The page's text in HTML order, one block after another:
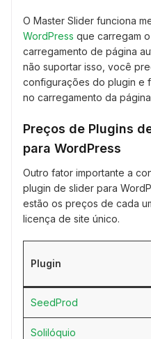
O Master Slider funciona
WordPress que carregam
carregamento de página
não suportar isso, você
configurações do plugin e
no carregamento da
Preços de Plugins
para WordPress
Outro fator importante a
plugin de slider para
estão os preços de cada
licença de site único.
Plugin
SeedProd
Solilóquio